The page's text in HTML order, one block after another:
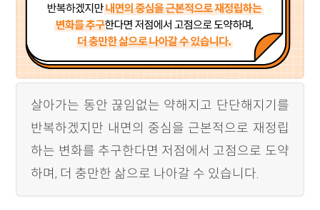
살아가는 동안 끊임없는 약해지고 단단해지기를
반복하겠지만 내면의 중심을 근본적으로 재정립
하는 변화를 추구한다면 저점에서 고점으로 도약
하며, 더 충만한 삶으로 나아갈 수 있습니다.